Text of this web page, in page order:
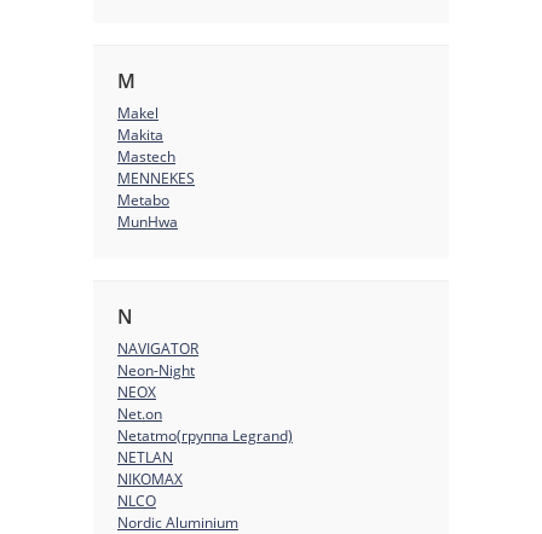
M
Makel
Makita
Mastech
MENNEKES
Metabo
MunHwa
N
NAVIGATOR
Neon-Night
NEOX
Net.on
Netatmo(группа Legrand)
NETLAN
NIKOMAX
NLCO
Nordic Aluminium